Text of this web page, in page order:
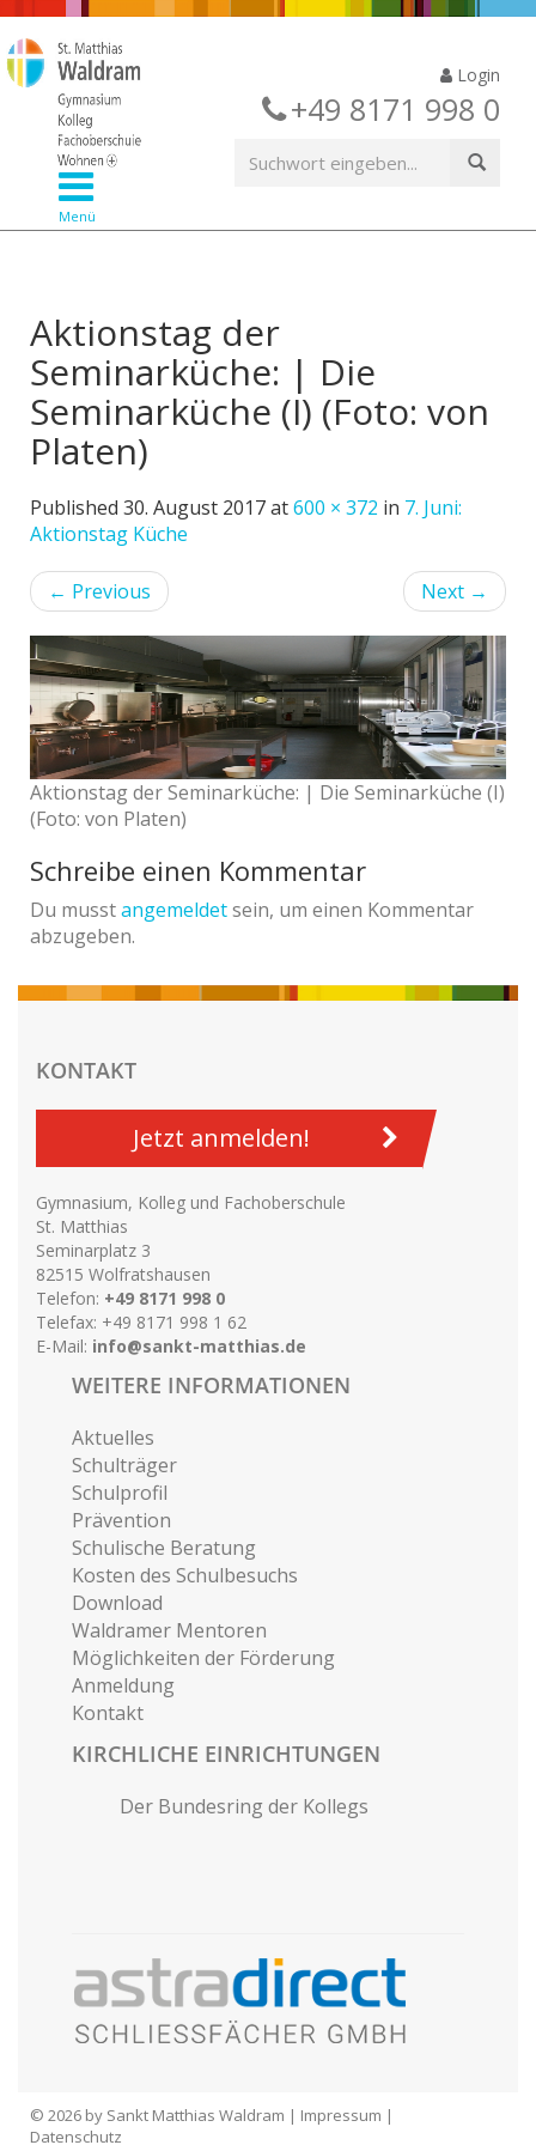
Login
+49 8171 998 0
Menü
Aktionstag der
Seminarküche: | Die
Seminarküche (I) (Foto: von
Platen)
Published 30. August 2017at600 × 372 in 7. Juni:
Aktionstag Küche
← Previous Next →
Aktionstag der Seminarküche: | Die Seminarküche (I)
(Foto: von Platen)
Schreibe einen Kommentar
Du musstangemeldetsein, um einen Kommentar
abzugeben.
KONTAKT
Jetzt anmelden!
Gymnasium, Kolleg und Fachoberschule
St. Matthias
Seminarplatz 3
82515 Wolfratshausen
Telefon: +49 8171 998 0
Telefax: +49 8171 998 1 62
E-Mail: info@sankt-matthias.de
WEITERE INFORMATIONEN
Aktuelles
Schulträger
Schulprofil
Prävention
Schulische Beratung
Kosten des Schulbesuchs
Download
Waldramer Mentoren
Möglichkeiten der Förderung
Anmeldung
Kontakt
KIRCHLICHE EINRICHTUNGEN
Der Bundesring der Kollegs
© 2026 by Sankt Matthias Waldram | Impressum |
Datenschutz